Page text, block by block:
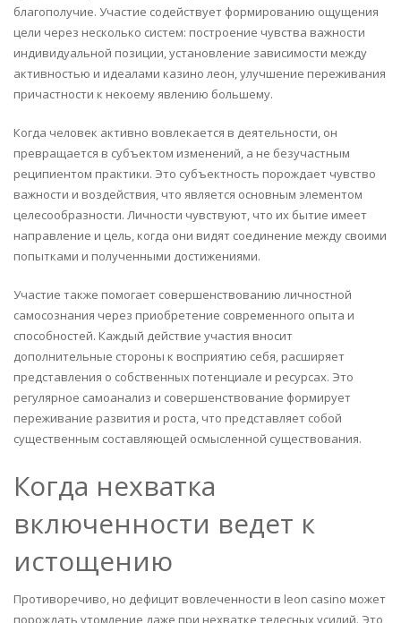
благополучие. Участие содействует формированию ощущения
цели через несколько систем: построение чувства важности
индивидуальной позиции, установление зависимости между
активностью и идеалами казино леон, улучшение переживания
причастности к некоему явлению большему.
Когда человек активно вовлекается в деятельности, он
превращается в субъектом изменений, а не безучастным
реципиентом практики. Это субъектность порождает чувство
важности и воздействия, что является основным элементом
целесообразности. Личности чувствуют, что их бытие имеет
направление и цель, когда они видят соединение между своими
попытками и полученными достижениями.
Участие также помогает совершенствованию личностной
самосознания через приобретение современного опыта и
способностей. Каждый действие участия вносит
дополнительные стороны к восприятию себя, расширяет
представления о собственных потенциале и ресурсах. Это
регулярное самоанализ и совершенствование формирует
переживание развития и роста, что представляет собой
существенным составляющей осмысленной существования.
Когда нехватка
включенности ведет к
истощению
Противоречиво, но дефицит вовлеченности в leon casino может
порождать утомление даже при нехватке телесных усилий. Это